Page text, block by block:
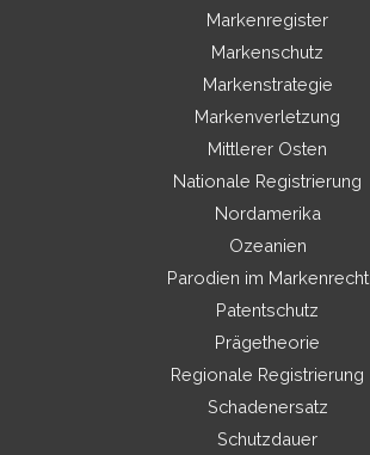
Markenregister
Markenschutz
Markenstrategie
Markenverletzung
Mittlerer Osten
Nationale Registrierung
Nordamerika
Ozeanien
Parodien im Markenrecht
Patentschutz
Prägetheorie
Regionale Registrierung
Schadenersatz
Schutzdauer